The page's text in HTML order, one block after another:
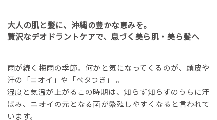
大人の肌と髪に、沖縄の豊かな恵みを。
贅沢なデオドラントケアで、息づく美ら肌・美ら髪へ
雨が続く梅雨の季節。何かと気になってくるのが、頭皮や
汗の「ニオイ」や「ベタつき」 。
湿度と気温が上がるこの時期は、知らず知らずのうちに汗
ばみ、ニオイの元となる菌が繁殖しやすくなると言われて
います。